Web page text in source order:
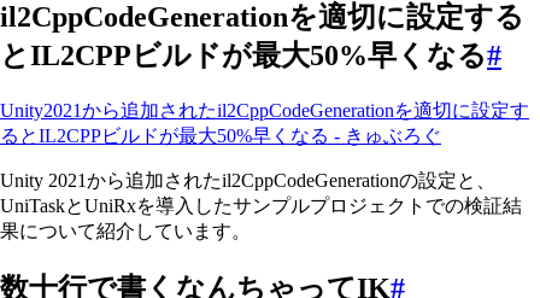
il2CppCodeGenerationを適切に設定する
とIL2CPPビルドが最大50%早くなる#
Unity2021から追加されたil2CppCodeGenerationを適切に設定す
るとIL2CPPビルドが最大50%早くなる - きゅぶろぐ
Unity 2021から追加されたil2CppCodeGenerationの設定と、
UniTaskとUniRxを導入したサンプルプロジェクトでの検証結
果について紹介しています。
数十行で書くなんちゃってIK#